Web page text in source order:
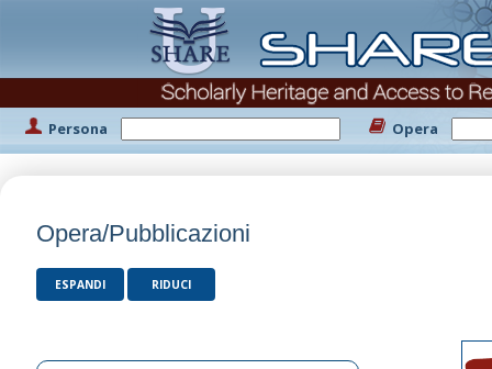
Persona Opera
Opera/Pubblicazioni
ESPANDI RIDUCI